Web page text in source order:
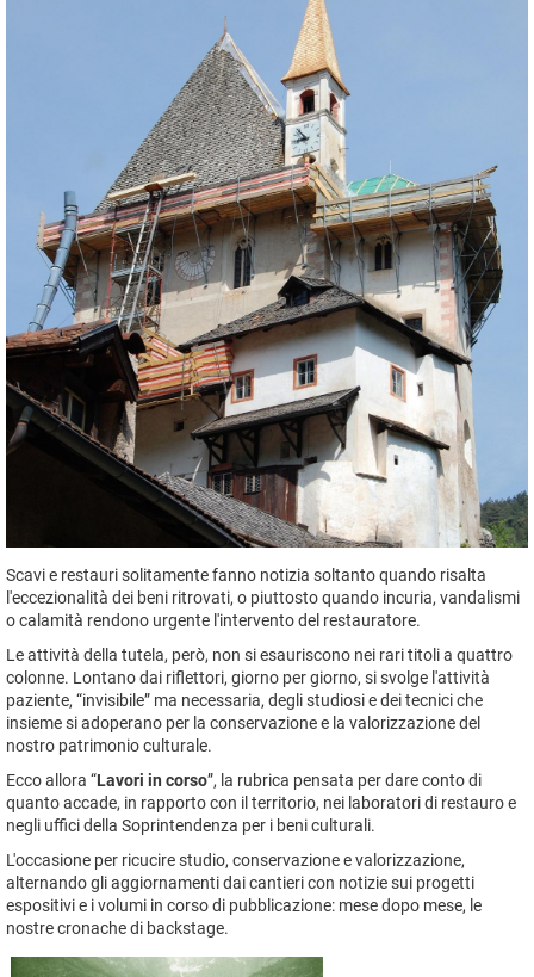
Scavi e restauri solitamente fanno notizia soltanto quando risalta
l'eccezionalità dei beni ritrovati, o piuttosto quando incuria, vandalismi
o calamità rendono urgente l'intervento del restauratore.
Le attività della tutela, però, non si esauriscono nei rari titoli a quattro
colonne. Lontano dai riflettori, giorno per giorno, si svolge l'attività
paziente, “invisibile” ma necessaria, degli studiosi e dei tecnici che
insieme si adoperano per la conservazione e la valorizzazione del
nostro patrimonio culturale.
Ecco allora “Lavori in corso”, la rubrica pensata per dare conto di
quanto accade, in rapporto con il territorio, nei laboratori di restauro e
negli uffici della Soprintendenza per i beni culturali.
L'occasione per ricucire studio, conservazione e valorizzazione,
alternando gli aggiornamenti dai cantieri con notizie sui progetti
espositivi e i volumi in corso di pubblicazione: mese dopo mese, le
nostre cronache di backstage.